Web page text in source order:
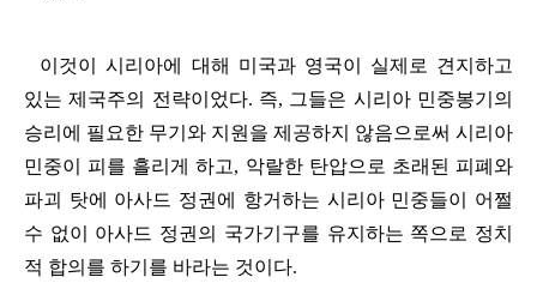
이것이 시리아에 대해 미국과 영국이 실제로 견지하고
있는 제국주의 전략이었다. 즉, 그들은 시리아 민중봉기의
승리에 필요한 무기와 지원을 제공하지 않음으로써 시리아
민중이 피를 흘리게 하고, 악랄한 탄압으로 초래된 피폐와
파괴 탓에 아사드 정권에 항거하는 시리아 민중들이 어쩔
수 없이 아사드 정권의 국가기구를 유지하는 쪽으로 정치
적 합의를 하기를 바라는 것이다.